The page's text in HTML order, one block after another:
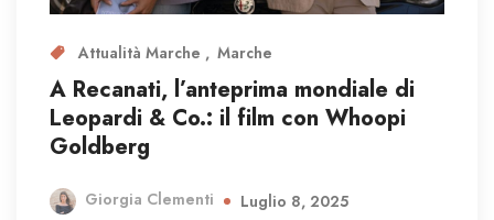
Attualità Marche Marche
A Recanati, l’anteprima mondiale di
Leopardi & Co.: il film con Whoopi
Goldberg
Giorgia Clementi Luglio 8, 2025